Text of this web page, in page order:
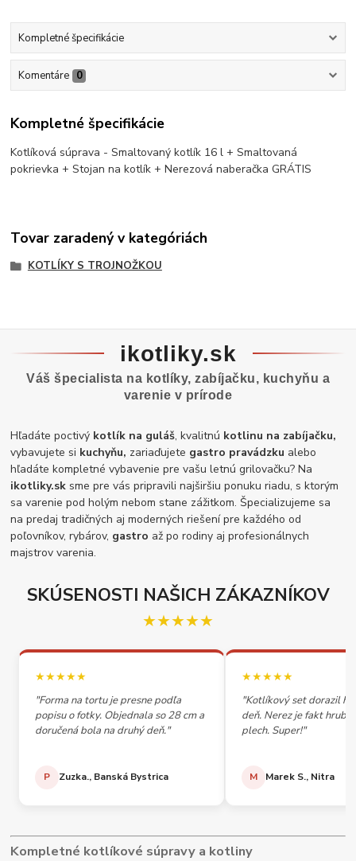
Kompletné špecifikácie
Komentáre 0
Kompletné špecifikácie
Kotlíková súprava - Smaltovaný kotlík 16 l + Smaltovaná
pokrievka + Stojan na kotlík + Nerezová naberačka GRÁTIS
Tovar zaradený v kategóriách
KOTLÍKY S TROJNOŽKOU
ikotliky.sk
Váš špecialista na kotlíky, zabíjačku, kuchyňu a
varenie v prírode
Hľadáte poctivý kotlík na guláš, kvalitnú kotlinu na zabíjačku,
vybavujete si kuchyňu, zariaďujete gastro pravádzku alebo
hľadáte kompletné vybavenie pre vašu letnú grilovačku? Na
ikotliky.sk sme pre vás pripravili najširšiu ponuku riadu, s ktorým
sa varenie pod holým nebom stane zážitkom. Špecializujeme sa
na predaj tradičných aj moderných riešení pre každého od
poľovníkov, rybárov, gastro až po rodiny aj profesionálnych
majstrov varenia.
SKÚSENOSTI NAŠICH ZÁKAZNÍKOV
★★★★★
★★★★★
"Forma na tortu je presne podľa
popisu o fotky. Objednala so 28 cm a
doručená bola na druhý deň."
P Zuzka., Banská Bystrica
★★★★★
"Kotlíkový set dorazil
deň. Nerez je fakt
plech. Super!"
M Marek S., Nitra
Kompletné kotlíkové súpravy a kotliny